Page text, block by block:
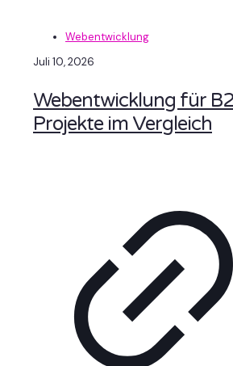
Webentwicklung
Juli 10, 2026
Webentwicklung für
Projekte im Vergleich